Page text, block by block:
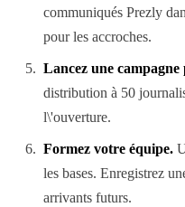
communiqués Prezly
pour les accroches.
Lancez une campagne
distribution à 50
l\'ouverture.
Formez votre équipe.
les bases. Enregistrez
arrivants futurs.